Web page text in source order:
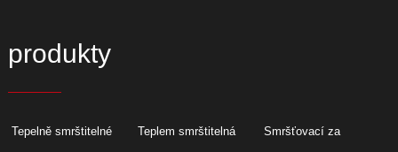
produkty
Tepelně smrštitelné Teplem smrštitelná Smršťovací za